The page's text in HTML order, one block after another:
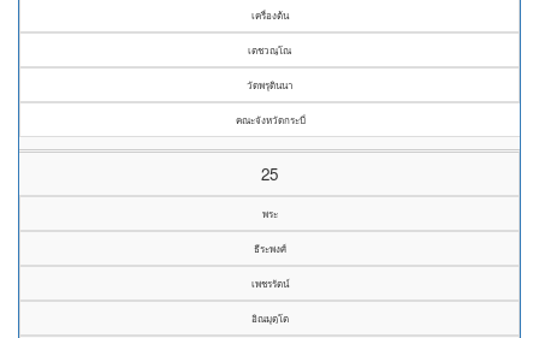
เครื่องต้น
เตชวณฺโณ
วัดพรุดินนา
คณะจังหวัดกระบี่
25
พระ
ธีระพงศ์
เพชรรัตน์
อิณมุตฺโต